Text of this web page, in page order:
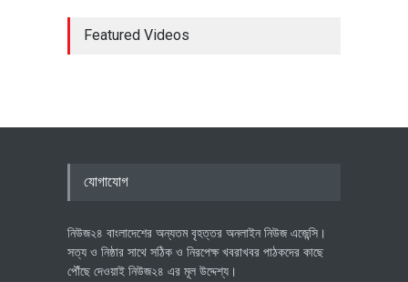
Featured Videos
যোগাযোগ
নিউজ২৪ বাংলাদেশের অন্যতম বৃহত্তর অনলাইন নিউজ এজেন্সি।
সত্য ও নিষ্ঠার সাথে সঠিক ও নিরপেক্ষ খবরাখবর পাঠকদের কাছে
পৌঁছে দেওয়াই নিউজ২৪ এর মূল উদ্দেশ্য।